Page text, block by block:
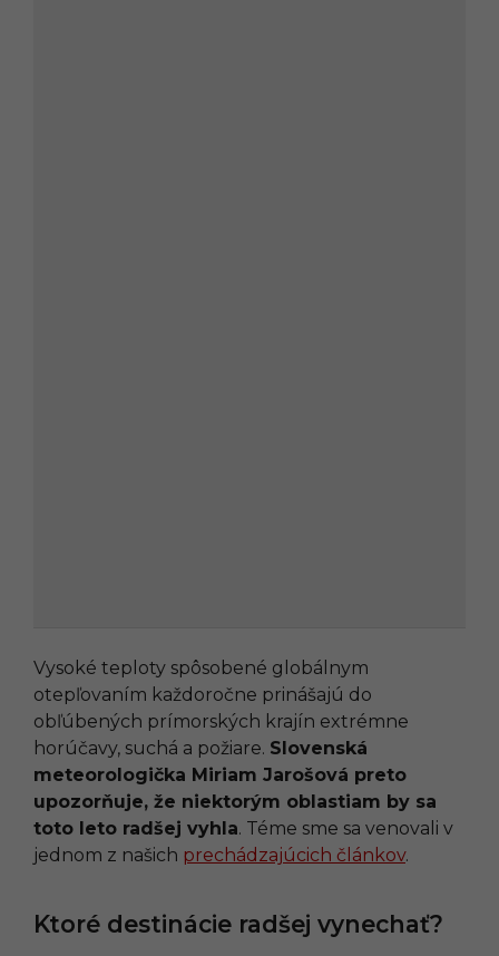
Vysoké teploty spôsobené globálnym
otepľovaním každoročne prinášajú do
obľúbených prímorských krajín extrémne
horúčavy, suchá a požiare. Slovenská
meteorologička Miriam Jarošová preto
upozorňuje, že niektorým oblastiam by sa
toto leto radšej vyhla. Téme sme sa venovali v
jednom z našich prechádzajúcich článkov.
Ktoré destinácie radšej vynechať?